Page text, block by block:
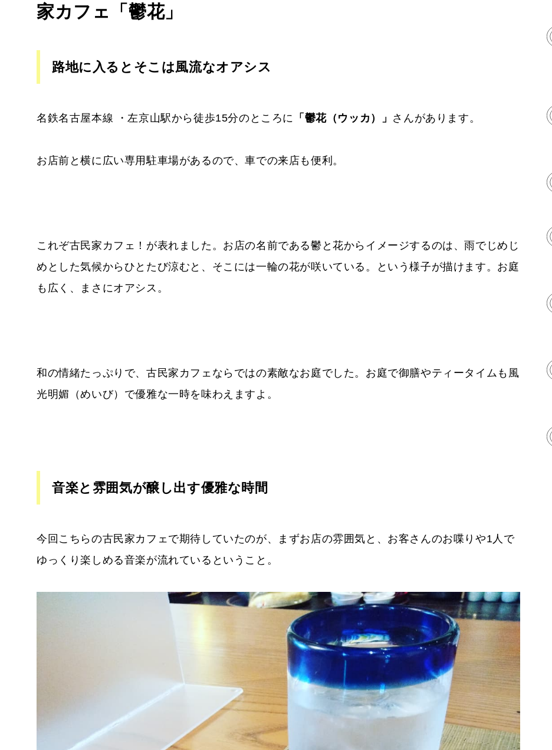
家カフェ「鬱花」
路地に入るとそこは風流なオアシス
名鉄名古屋本線 ・左京山駅から徒歩15分のところに 「鬱花（ウッカ）」 さんがあります。
お店前と横に広い専用駐車場があるので、車での来店も便利。
これぞ古民家カフェ！が表れました。お店の名前である鬱と花からイメージするのは、雨でじめじ
めとした気候からひとたび涼むと、そこには一輪の花が咲いている。という様子が描けます。お庭
も広く、まさにオアシス。
和の情緒たっぷりで、古民家カフェならではの素敵なお庭でした。お庭で御膳やティータイムも風
光明媚（めいび）で優雅な一時を味わえますよ。
音楽と雰囲気が醸し出す優雅な時間
今回こちらの古民家カフェで期待していたのが、まずお店の雰囲気と、お客さんのお喋りや1人で
ゆっくり楽しめる音楽が流れているということ。